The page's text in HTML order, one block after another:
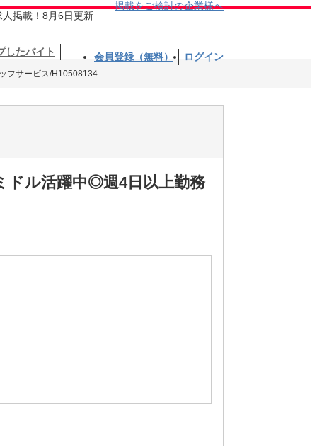
人掲載！8月6日更新
掲載をご検討の企業様へ
したバイト 会員登録（無料） ログイン
フサービス/H10508134
ドル活躍中◎週4日以上勤務